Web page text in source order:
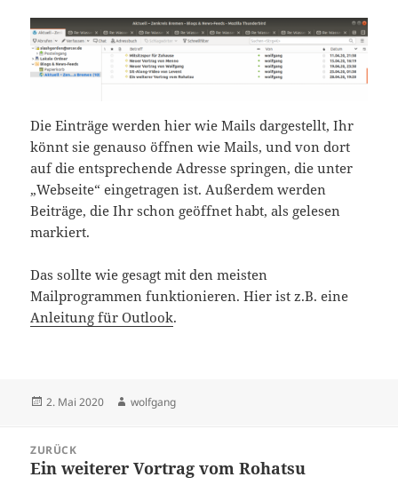
Die Einträge werden hier wie Mails dargestellt, Ihr
könnt sie genauso öffnen wie Mails, und von dort
auf die entsprechende Adresse springen, die unter
„Webseite“ eingetragen ist. Außerdem werden
Beiträge, die Ihr schon geöffnet habt, als gelesen
markiert.
Das sollte wie gesagt mit den meisten
Mailprogrammen funktionieren. Hier ist z.B. eine
Anleitung für Outlook.
Veröffentlicht
2. Mai 2020 Autor
wolfgang
ZURÜCK
Vorheriger
Ein weiterer Vortrag vom Rohatsu